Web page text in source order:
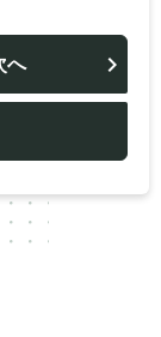
へ